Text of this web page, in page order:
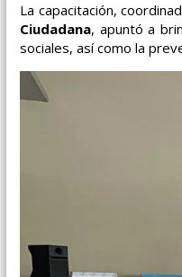
La capacitación,
Ciudadana, apuntó a
sociales, así como la